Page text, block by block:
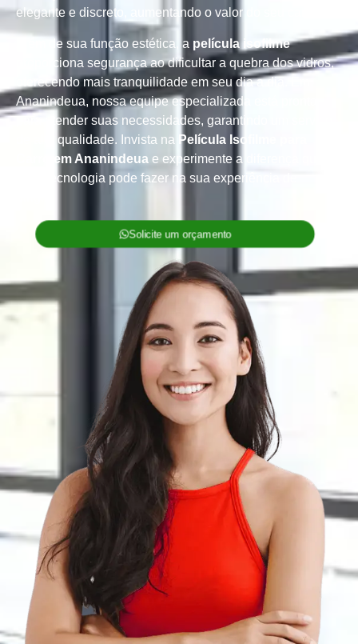
elegante e discreto, aumentando o valor do seu carro.
Além de sua função estética, a película isofilme
proporciona segurança ao dificultar a quebra dos vidros,
oferecendo mais tranquilidade em seu dia a dia. Em
Ananindeua, nossa equipe especializada está pronta
para atender suas necessidades, garantindo um serviço
de alta qualidade. Invista na Película Isofilme para
Carro em Ananindeua e experimente a diferença que
essa tecnologia pode fazer na sua experiência de
Solicite um orçamento